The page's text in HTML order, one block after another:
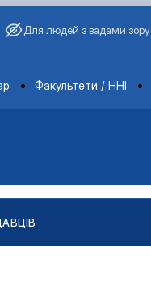
Для людей з вадами зору
Факультети / ННІ